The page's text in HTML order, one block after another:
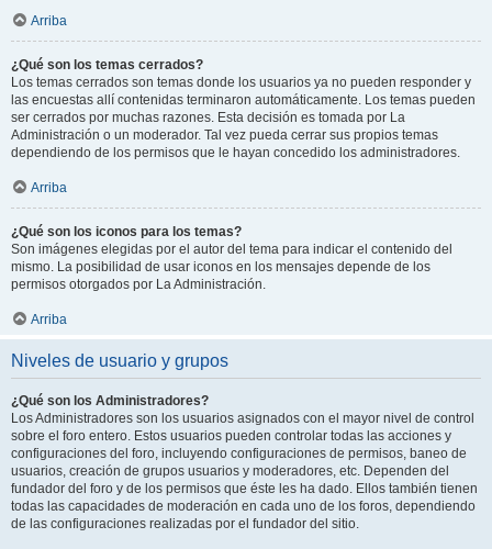
Arriba
¿Qué son los temas cerrados?
Los temas cerrados son temas donde los usuarios ya no pueden responder y
las encuestas allí contenidas terminaron automáticamente. Los temas pueden
ser cerrados por muchas razones. Esta decisión es tomada por La
Administración o un moderador. Tal vez pueda cerrar sus propios temas
dependiendo de los permisos que le hayan concedido los administradores.
Arriba
¿Qué son los iconos para los temas?
Son imágenes elegidas por el autor del tema para indicar el contenido del
mismo. La posibilidad de usar iconos en los mensajes depende de los
permisos otorgados por La Administración.
Arriba
Niveles de usuario y grupos
¿Qué son los Administradores?
Los Administradores son los usuarios asignados con el mayor nivel de control
sobre el foro entero. Estos usuarios pueden controlar todas las acciones y
configuraciones del foro, incluyendo configuraciones de permisos, baneo de
usuarios, creación de grupos usuarios y moderadores, etc. Dependen del
fundador del foro y de los permisos que éste les ha dado. Ellos también tienen
todas las capacidades de moderación en cada uno de los foros, dependiendo
de las configuraciones realizadas por el fundador del sitio.